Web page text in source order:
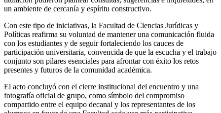
un ambiente de cercanía y espíritu constructivo.
Con este tipo de iniciativas, la Facultad de Ciencias Jurídicas y
Políticas reafirma su voluntad de mantener una comunicación fluida
con los estudiantes y de seguir fortaleciendo los cauces de
participación universitaria, convencida de que la escucha y el trabajo
conjunto son pilares esenciales para afrontar con éxito los retos
presentes y futuros de la comunidad académica.
El acto concluyó con el cierre institucional del encuentro y una
fotografía oficial de grupo, como símbolo del compromiso
compartido entre el equipo decanal y los representantes de los